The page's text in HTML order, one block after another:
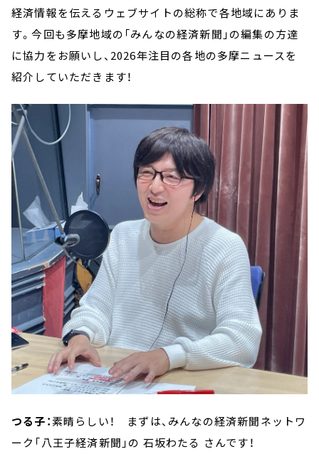
経済情報を伝えるウェブサイトの総称で各地域にありま
す。今回も多摩地域の「みんなの経済新聞」の編集の方達
に協力をお願いし、2026年注目の各地の多摩ニュースを
紹介していただきます！
つる子：素晴らしい！ まずは、みんなの経済新聞ネットワ
ーク「八王子経済新聞」の 石坂わたる さんです！